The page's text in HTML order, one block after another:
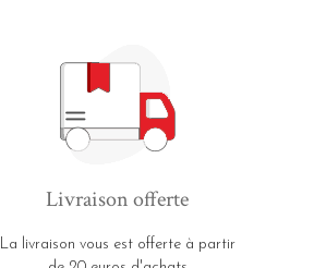
Livraison offerte
La livraison vous est offerte à partir